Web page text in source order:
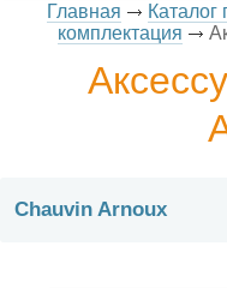
Главная Каталог
комплектация
Chauvin Arnoux